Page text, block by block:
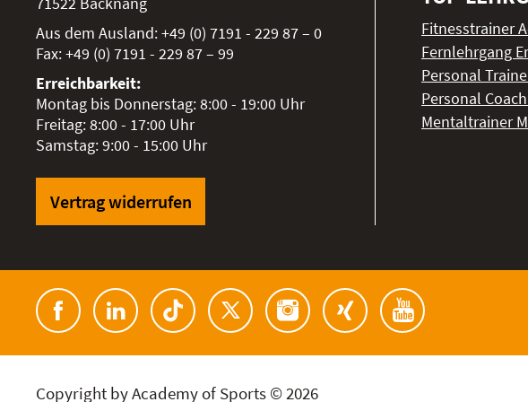
Aus dem Ausland:+49 (0) 7191 - 229 87 – 0
Fax:+49 (0) 7191 - 229 87 – 99
Erreichbarkeit:
Montag bis Donnerstag: 8:00 - 19:00 Uhr
Freitag: 8:00 - 17:00 Uhr
Samstag: 9:00 - 15:00 Uhr
Vertrag widerrufen
Fitnesstrainer
Fernlehrgang
Personal
Personal
Mentaltrainer
Copyright by Academy of Sports © 2026